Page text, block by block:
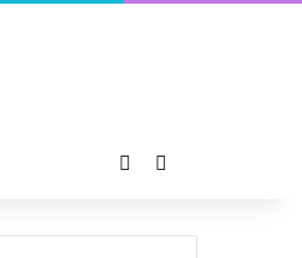
Publicación al azar